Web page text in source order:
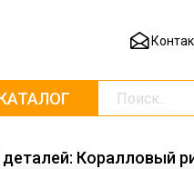
деталей: Коралловый